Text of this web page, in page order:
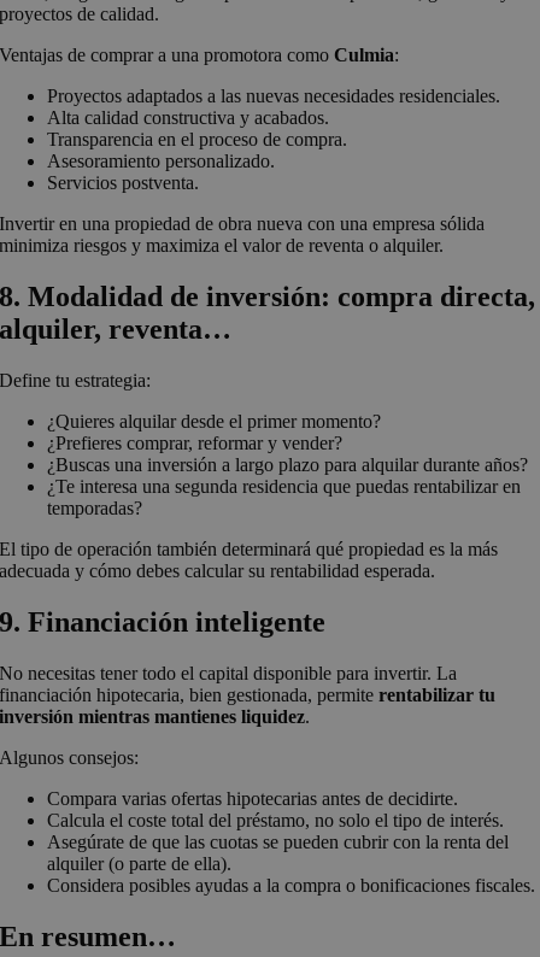
proyectos de calidad.
Ventajas de comprar a una promotora comoCulmia:
Proyectos adaptados a las nuevas necesidades residenciales.
Alta calidad constructiva y acabados.
Transparencia en el proceso de compra.
Asesoramiento personalizado.
Servicios postventa.
Invertir en una propiedad de obra nueva con una empresa sólida
minimiza riesgos y maximiza el valor de reventa o alquiler.
8. Modalidad de inversión: compra directa,
alquiler, reventa…
Define tu estrategia:
¿Quieres alquilar desde el primer momento?
¿Prefieres comprar, reformar y vender?
¿Buscas una inversión a largo plazo para alquilar durante años?
¿Te interesa una segunda residencia que puedas rentabilizar en
temporadas?
El tipo de operación también determinará qué propiedad es la más
adecuada y cómo debes calcular su rentabilidad esperada.
9. Financiación inteligente
No necesitas tener todo el capital disponible para invertir. La
financiación hipotecaria, bien gestionada, permiterentabilizar tu
inversión mientras mantienes liquidez.
Algunos consejos:
Compara varias ofertas hipotecarias antes de decidirte.
Calcula el coste total del préstamo, no solo el tipo de interés.
Asegúrate de que las cuotas se pueden cubrir con la renta del
alquiler (o parte de ella).
Considera posibles ayudas a la compra o bonificaciones fiscales.
En resumen…